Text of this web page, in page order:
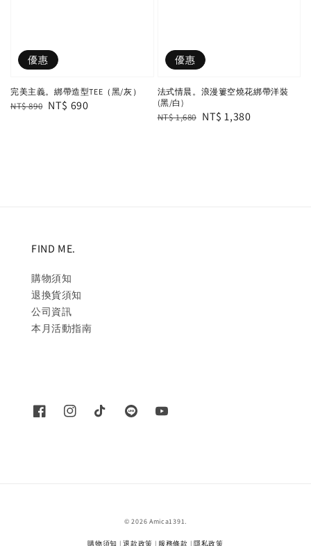
優惠
完美主義。綁帶造型TEE（黑/灰）
Regular
NT$ 890 Sale
NT$ 690
優惠
法式情晨。浪漫簍空燒花綁帶洋裝
(黑/白)
Regular
NT$ 1,680 Sale
NT$ 1,380
FIND ME.
購物須知
退換貨須知
公司資訊
本月活動指南
© 2026 Amica1391.
購物須知 |退款政策 | 服務條款 | 隱私政策